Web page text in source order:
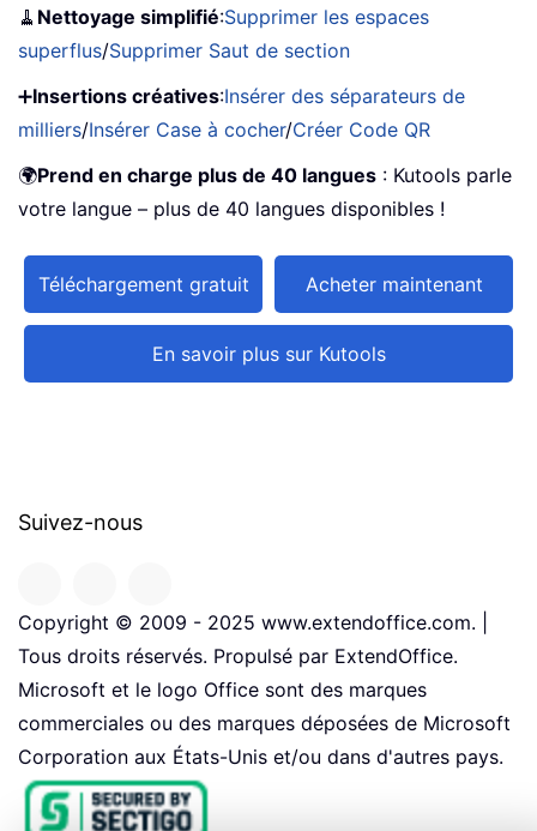
🧹 Nettoyage simplifié:Supprimer les espaces
superflus/Supprimer Saut de section
➕Insertions créatives:Insérer des séparateurs de
milliers/Insérer Case à cocher/Créer Code QR
🌍Prend en charge plus de 40 langues : Kutools parle
votre langue – plus de 40 langues disponibles !
Téléchargement gratuit Acheter maintenant
En savoir plus sur Kutools
Suivez-nous
Copyright © 2009 - 2025 www.extendoffice.com. |
Tous droits réservés. Propulsé par ExtendOffice.
Microsoft et le logo Office sont des marques
commerciales ou des marques déposées de Microsoft
Corporation aux États-Unis et/ou dans d'autres pays.